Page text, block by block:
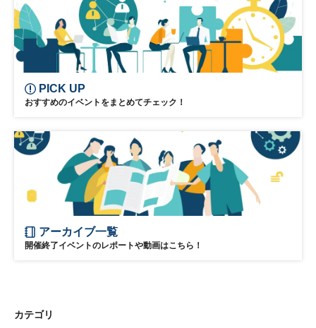
PICK UP
おすすめのイベントをまとめてチェック！
アーカイブ一覧
開催終了イベントのレポートや動画はこちら！
カテゴリ